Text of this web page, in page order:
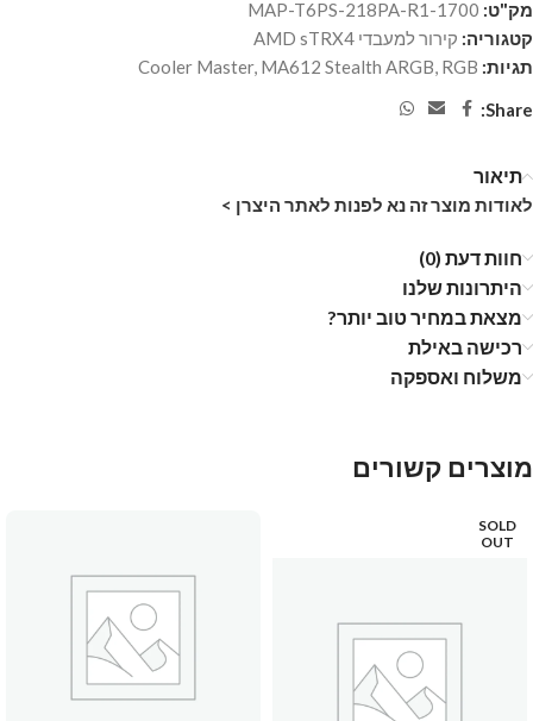
מק"ט: MAP-T6PS-218PA-R1-1700
קטגוריה: קירור למעבדי AMD sTRX4
תגיות:
Cooler Master, MA612 Stealth ARGB, RGB
Share:
תיאור
לאודות מוצר זה נא לפנות לאתר היצרן >
חוות דעת (0)
היתרונות שלנו
מצאת במחיר טוב יותר?
רכישה באילת
משלוח ואספקה
מוצרים קשורים
SOLD
OUT